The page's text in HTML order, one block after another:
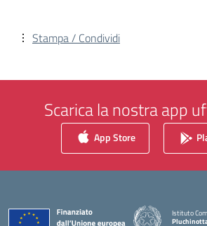
Stampa / Condividi
Scarica la nostra app
App Store
Istituto